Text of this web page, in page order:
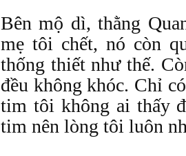
Bên mộ dì, thằng
mẹ tôi chết, nó còn
thống thiết như thế.
đều không khóc. Chỉ
tim tôi không ai thấy
tim nên lòng tôi luôn